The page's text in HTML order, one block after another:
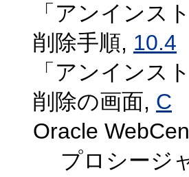
「アンインス
削除手順, 10.4
「アンインス
削除の画面, C
Oracle
プロシージ